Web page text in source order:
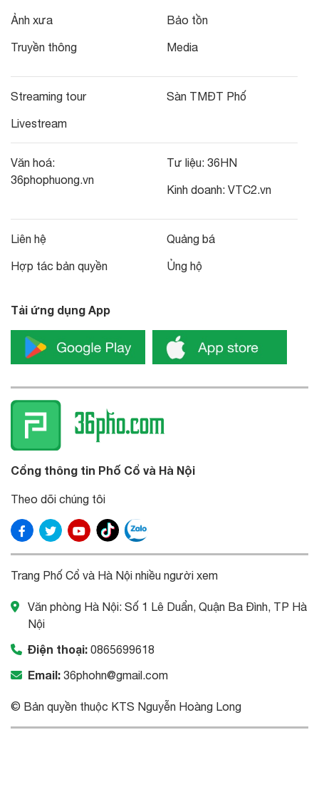
Ảnh xưa
Truyền thông
Bảo tồn
Media
Streaming tour
Livestream
Sàn TMĐT Phố
Văn hoá:
36phophuong.vn
Tư liệu: 36HN
Kinh doanh: VTC2.vn
Liên hệ
Hợp tác bản quyền
Quảng bá
Ủng hộ
Tải ứng dụng App
Cổng thông tin Phố Cổ và Hà Nội
Theo dõi chúng tôi
Trang Phố Cổ và Hà Nội nhiều người xem
Văn phòng Hà Nội: Số 1 Lê Duẩn, Quận Ba Đình, TP Hà
Nội
Điện thoại: 0865699618
Email: 36phohn@gmail.com
© Bản quyền thuộc KTS Nguyễn Hoàng Long